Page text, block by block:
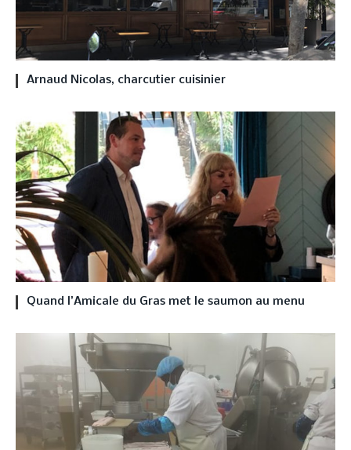
Arnaud Nicolas, charcutier cuisinier
Quand l’Amicale du Gras met le saumon au menu